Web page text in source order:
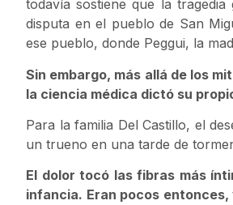
todavía sostiene que la
disputa en el pueblo de San
ese pueblo, donde Peggui, la
Sin embargo, más allá de los
la ciencia médica dictó su
Para la familia Del Castillo, el
un trueno en una tarde de
El dolor tocó las fibras más
infancia. Eran pocos